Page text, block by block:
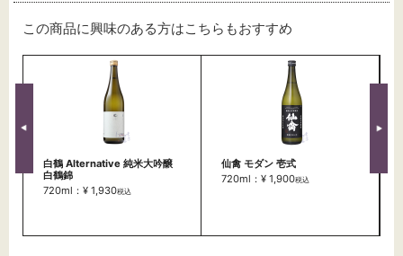
この商品に興味のある方はこちらもおすすめ
白鶴 Alternative 純米大吟醸
白鶴錦
720ml：¥ 1,930税込
仙禽 モダン 壱式
720ml：¥ 1,900税込